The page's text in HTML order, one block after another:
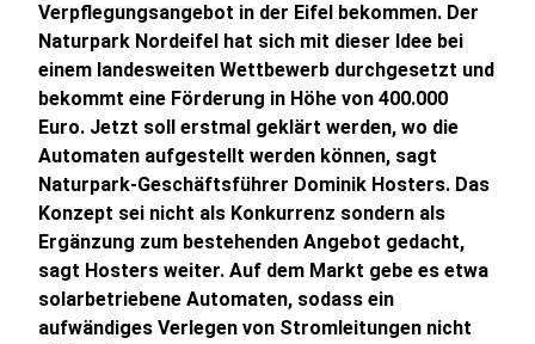
Verpflegungsangebot in der Eifel bekommen. Der
Naturpark Nordeifel hat sich mit dieser Idee bei
einem landesweiten Wettbewerb durchgesetzt und
bekommt eine Förderung in Höhe von 400.000
Euro. Jetzt soll erstmal geklärt werden, wo die
Automaten aufgestellt werden können, sagt
Naturpark-Geschäftsführer Dominik Hosters. Das
Konzept sei nicht als Konkurrenz sondern als
Ergänzung zum bestehenden Angebot gedacht,
sagt Hosters weiter. Auf dem Markt gebe es etwa
solarbetriebene Automaten, sodass ein
aufwändiges Verlegen von Stromleitungen nicht